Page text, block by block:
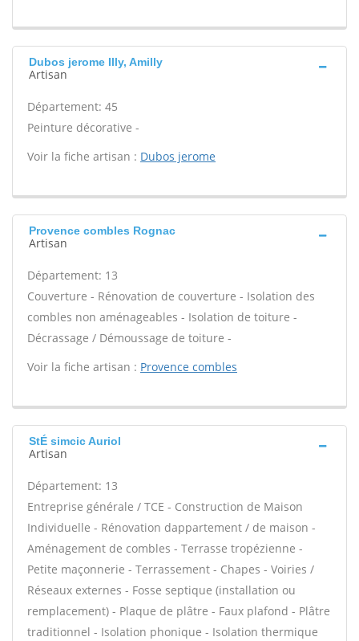
Dubos jerome Illy, Amilly
Artisan
Département: 45
Peinture décorative -
Voir la fiche artisan : Dubos jerome
Provence combles Rognac
Artisan
Département: 13
Couverture - Rénovation de couverture - Isolation des
combles non aménageables - Isolation de toiture -
Décrassage / Démoussage de toiture -
Voir la fiche artisan : Provence combles
StÉ simcic Auriol
Artisan
Département: 13
Entreprise générale / TCE - Construction de Maison
Individuelle - Rénovation dappartement / de maison -
Aménagement de combles - Terrasse tropézienne -
Petite maçonnerie - Terrassement - Chapes - Voiries /
Réseaux externes - Fosse septique (installation ou
remplacement) - Plaque de plâtre - Faux plafond - Plâtre
traditionnel - Isolation phonique - Isolation thermique